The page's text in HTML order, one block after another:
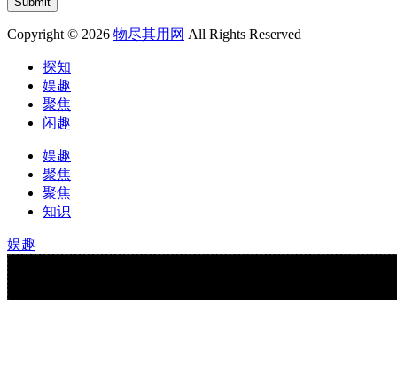
Copyright © 2026 物尽其用网 All Rights Reserved
探知
娱趣
聚焦
闲趣
娱趣
聚焦
聚焦
知识
娱趣